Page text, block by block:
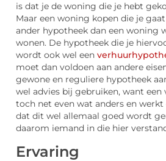
is dat je de woning die je hebt
Maar een woning kopen die je
ander hypotheek dan een woning
wonen. De hypotheek die je
wordt ook wel een
moet dan voldoen aan andere
gewone en reguliere hypotheek
wel advies bij gebruiken, want
toch net even wat anders en werkt
dat dit wel allemaal goed wordt
daarom iemand in die hier
Ervaring